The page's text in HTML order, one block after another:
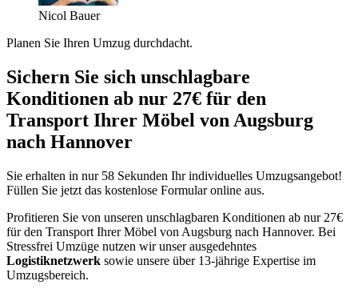
Nicol Bauer
Planen Sie Ihren Umzug durchdacht.
Sichern Sie sich unschlagbare
Konditionen ab nur 27€ für den
Transport Ihrer Möbel von Augsburg
nach Hannover
Sie erhalten in nur 58 Sekunden Ihr individuelles Umzugsangebot!
Füllen Sie jetzt das kostenlose Formular online aus.
Profitieren Sie von unseren unschlagbaren Konditionen ab nur 27€
für den Transport Ihrer Möbel von Augsburg nach Hannover. Bei
Stressfrei Umzüge nutzen wir unser ausgedehntes
Logistiknetzwerk sowie unsere über 13-jährige Expertise im
Umzugsbereich.